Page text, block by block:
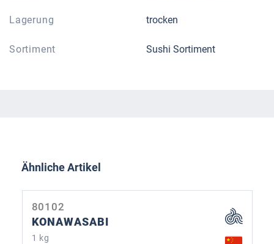
Lagerung trocken
Sortiment Sushi Sortiment
Produktgalerie überspringen
Ähnliche Artikel
80102
KONAWASABI
1 kg